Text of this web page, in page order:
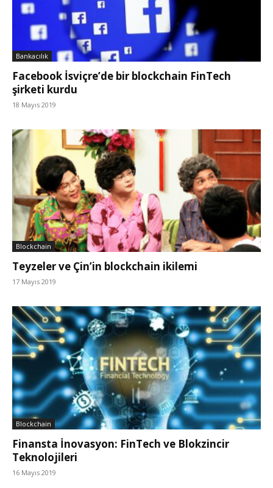
Bankacılık
Facebook İsviçre’de bir blockchain FinTech
şirketi kurdu
18 Mayıs 2019
Blockchain
Teyzeler ve Çin’in blockchain ikilemi
17 Mayıs 2019
Blockchain
Finansta İnovasyon: FinTech ve Blokzincir
Teknolojileri
16 Mayıs 2019